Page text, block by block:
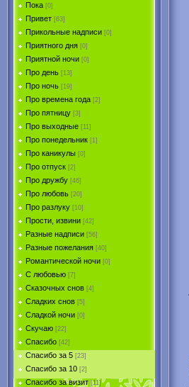
Пока [0]
Привет [63]
Прикольные надписи [0]
Приятного дня [0]
Приятной ночи [0]
Про день [13]
Про ночь [19]
Про времена года [2]
Про пятницу [3]
Про выходные [11]
Про понедельник [1]
Про каникулы [0]
Про отпуск [2]
Про дружбу [46]
Про любовь [20]
Про разлуку [10]
Прости, извини [42]
Разные надписи [56]
Разные пожелания [40]
Романтической ночи [0]
С любовью [7]
Сказочных снов [4]
Сладких снов [5]
Сладкой ночи [0]
Скучаю [22]
Спасибо [42]
Спасибо за 5 [23]
Спасибо за 10 [2]
Спасибо за визит [11]